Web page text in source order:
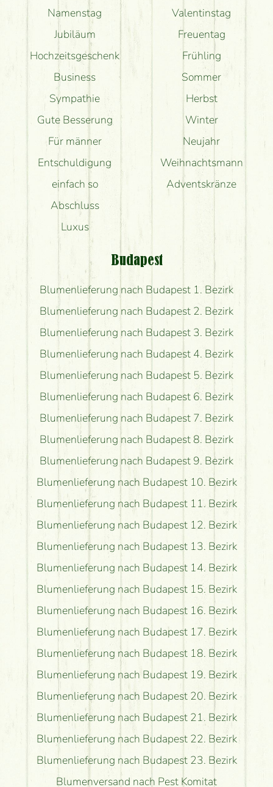
Namenstag
Jubiläum
Hochzeitsgeschenk
Business
Sympathie
Gute Besserung
Für männer
Entschuldigung
einfach so
Abschluss
Luxus
Valentinstag
Freuentag
Frühling
Sommer
Herbst
Winter
Neujahr
Weihnachtsmann
Adventskränze
Budapest
Blumenlieferung nach Budapest 1. Bezirk
Blumenlieferung nach Budapest 2. Bezirk
Blumenlieferung nach Budapest 3. Bezirk
Blumenlieferung nach Budapest 4. Bezirk
Blumenlieferung nach Budapest 5. Bezirk
Blumenlieferung nach Budapest 6. Bezirk
Blumenlieferung nach Budapest 7. Bezirk
Blumenlieferung nach Budapest 8. Bezirk
Blumenlieferung nach Budapest 9. Bezirk
Blumenlieferung nach Budapest 10. Bezirk
Blumenlieferung nach Budapest 11. Bezirk
Blumenlieferung nach Budapest 12. Bezirk
Blumenlieferung nach Budapest 13. Bezirk
Blumenlieferung nach Budapest 14. Bezirk
Blumenlieferung nach Budapest 15. Bezirk
Blumenlieferung nach Budapest 16. Bezirk
Blumenlieferung nach Budapest 17. Bezirk
Blumenlieferung nach Budapest 18. Bezirk
Blumenlieferung nach Budapest 19. Bezirk
Blumenlieferung nach Budapest 20. Bezirk
Blumenlieferung nach Budapest 21. Bezirk
Blumenlieferung nach Budapest 22. Bezirk
Blumenlieferung nach Budapest 23. Bezirk
Blumenversand nach Pest Komitat